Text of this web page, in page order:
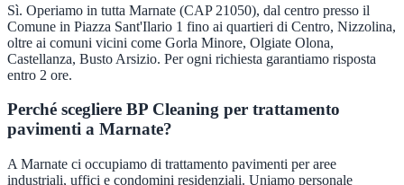
Sì. Operiamo in tutta Marnate (CAP 21050), dal centro presso il
Comune in Piazza Sant'Ilario 1 fino ai quartieri di Centro, Nizzolina,
oltre ai comuni vicini come Gorla Minore, Olgiate Olona,
Castellanza, Busto Arsizio. Per ogni richiesta garantiamo risposta
entro 2 ore.
Perché scegliere BP Cleaning per trattamento
pavimenti a Marnate?
A Marnate ci occupiamo di trattamento pavimenti per aree
industriali, uffici e condomini residenziali. Uniamo personale